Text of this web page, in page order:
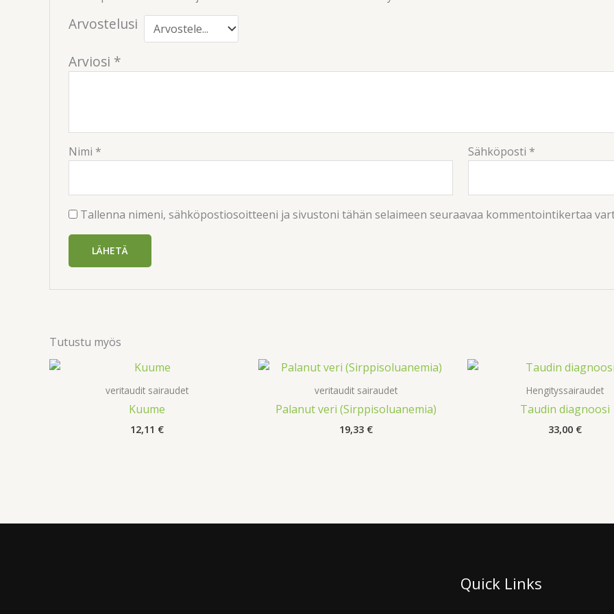
Arvostelusi
Arviosi *
Nimi * Sähköposti *
Tallenna nimeni, sähköpostiosoitteeni ja sivustoni tähän selaimeen seuraavaa kommentointikertaa
Tutustu myös
veritaudit sairaudet
Kuume
12,11 €
veritaudit sairaudet
Palanut veri (Sirppisoluanemia)
19,33 €
Hengityssairaudet
Taudin diagnoosi
33,00 €
Quick Links